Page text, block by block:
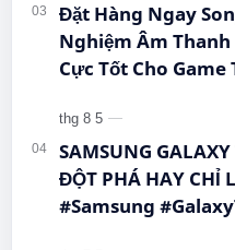
Đặt Hàng Ngay
Nghiệm Âm Thanh
Cực Tốt Cho Game
SAMSUNG
ĐỘT PHÁ HAY CHỈ
#Samsung